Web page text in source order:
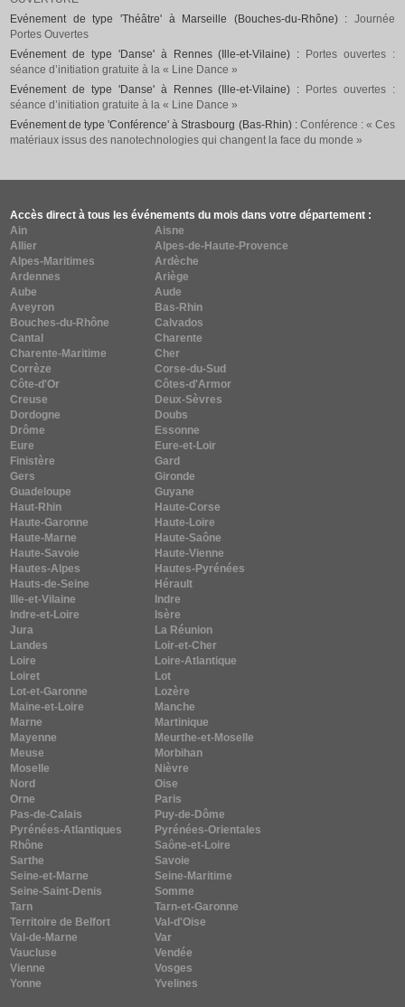
Evénement de type 'Théâtre' à Marseille (Bouches-du-Rhône) : Journée
Portes Ouvertes
Evénement de type 'Danse' à Rennes (Ille-et-Vilaine) :
Portes ouvertes :
séance d’initiation gratuite à la « Line Dance »
Evénement de type 'Danse' à Rennes (Ille-et-Vilaine) :
Portes ouvertes :
séance d’initiation gratuite à la « Line Dance »
Evénement de type 'Conférence' à Strasbourg (Bas-Rhin) : Conférence : « Ces
matériaux issus des nanotechnologies qui changent la face du monde »
Accès direct à tous les événements du mois dans votre département :
Ain
Aisne
Allier
Alpes-de-Haute-Provence
Alpes-Maritimes
Ardèche
Ardennes
Ariège
Aube
Aude
Aveyron
Bas-Rhin
Bouches-du-Rhône
Calvados
Cantal
Charente
Charente-Maritime
Cher
Corrèze
Corse-du-Sud
Côte-d'Or
Côtes-d'Armor
Creuse
Deux-Sèvres
Dordogne
Doubs
Drôme
Essonne
Eure
Eure-et-Loir
Finistère
Gard
Gers
Gironde
Guadeloupe
Guyane
Haut-Rhin
Haute-Corse
Haute-Garonne
Haute-Loire
Haute-Marne
Haute-Saône
Haute-Savoie
Haute-Vienne
Hautes-Alpes
Hautes-Pyrénées
Hauts-de-Seine
Hérault
Ille-et-Vilaine
Indre
Indre-et-Loire
Isère
Jura
La Réunion
Landes
Loir-et-Cher
Loire
Loire-Atlantique
Loiret
Lot
Lot-et-Garonne
Lozère
Maine-et-Loire
Manche
Marne
Martinique
Mayenne
Meurthe-et-Moselle
Meuse
Morbihan
Moselle
Nièvre
Nord
Oise
Orne
Paris
Pas-de-Calais
Puy-de-Dôme
Pyrénées-Atlantiques
Pyrénées-Orientales
Rhône
Saône-et-Loire
Sarthe
Savoie
Seine-et-Marne
Seine-Maritime
Seine-Saint-Denis
Somme
Tarn
Tarn-et-Garonne
Territoire de Belfort
Val-d'Oise
Val-de-Marne
Var
Vaucluse
Vendée
Vienne
Vosges
Yonne
Yvelines